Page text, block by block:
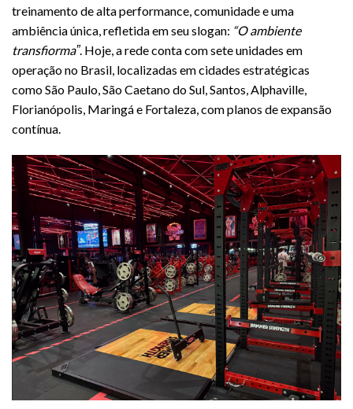
treinamento de alta performance, comunidade e uma
ambiência única, refletida em seu slogan: “O ambiente
transfiormaˮ. Hoje, a rede conta com sete unidades em
operação no Brasil, localizadas em cidades estratégicas
como São Paulo, São Caetano do Sul, Santos, Alphaville,
Florianópolis, Maringá e Fortaleza, com planos de expansão
contínua.